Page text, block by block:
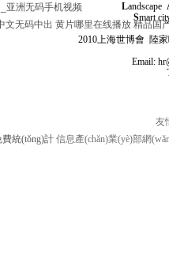
Landscape
Smart
2010上海世博會 陸
Email:
友
信息產(chǎn)業(yè)部網
亚洲无码手机视频
文无码中出 黄片哪里在线播放 精品国